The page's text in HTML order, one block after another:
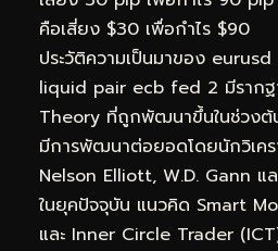
คือเสี่ยง $30 เพื่อกำไร $90
ประวัติความเป็นมาของ
liquid pair ecb fed 2 มีราก
Theory ที่ถูกพัฒนาขึ้นในช่วงต้
มีการพัฒนาต่อยอดโดยนักวิเคร
Nelson Elliott, W.D. Gann แ
ในยุคปัจจุบัน แนวคิด Smart
และ Inner Circle Trader